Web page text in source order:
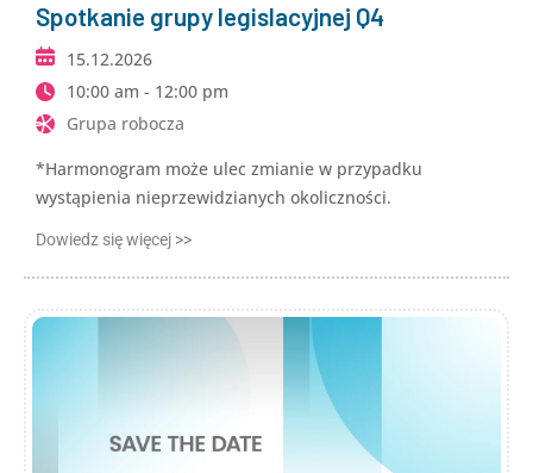
Spotkanie grupy legislacyjnej Q4
15.12.2026
10:00 am - 12:00 pm
Grupa robocza
*Harmonogram może ulec zmianie w przypadku
wystąpienia nieprzewidzianych okoliczności.
Dowiedz się więcej >>